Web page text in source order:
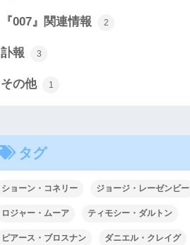
『007』関連情報 2
訃報 3
その他 1
タグ
ショーン・コネリー ジョージ・レーゼンビー
ロジャー・ムーア ティモシー・ダルトン
ピアース・ブロスナン ダニエル・クレイグ